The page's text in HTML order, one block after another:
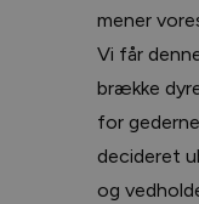
mener
Vi får
brække
for
decideret
og